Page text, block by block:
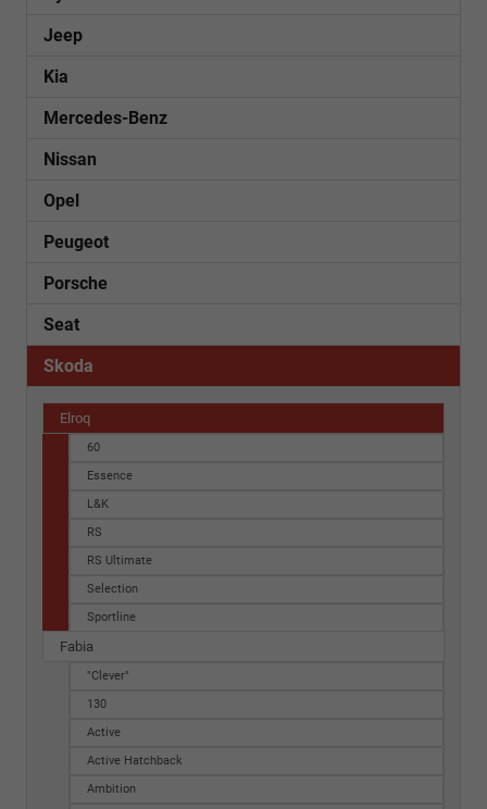
Jeep
Kia
Mercedes-Benz
Nissan
Opel
Peugeot
Porsche
Seat
Skoda
Elroq
60
Essence
L&K
RS
RS Ultimate
Selection
Sportline
Fabia
"Clever"
130
Active
Active Hatchback
Ambition